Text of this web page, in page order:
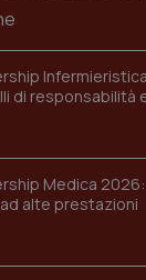
di responsabilità
Medica
alte prestazioni